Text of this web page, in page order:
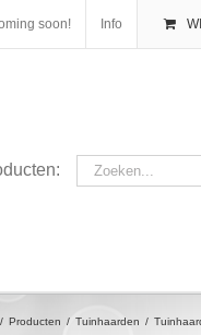
soon! Info
Zoeken
naar:
/ Producten / Tuinhaarden /